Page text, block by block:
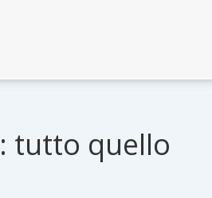
tutto quello